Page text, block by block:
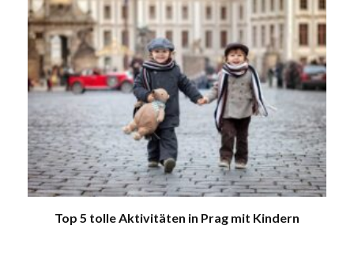
Top 5 tolle Aktivitäten in Prag mit Kindern